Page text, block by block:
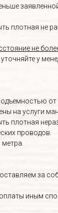
плотная не
не
у
на услуги
плотная
проводов.
за
иным